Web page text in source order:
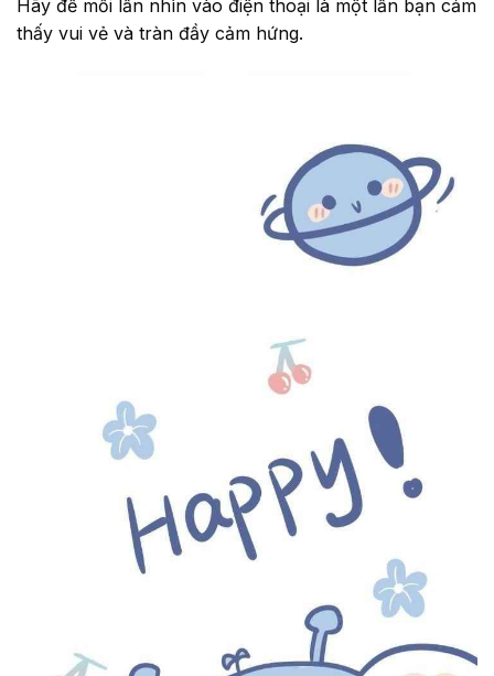
Hãy để mỗi lần nhìn vào điện thoại là một lần bạn cảm
thấy vui vẻ và tràn đầy cảm hứng.